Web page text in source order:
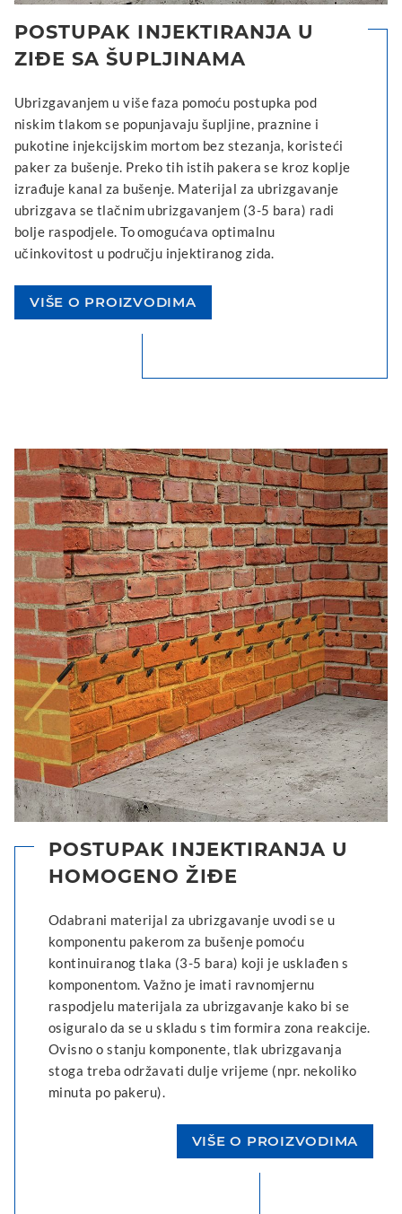
POSTUPAK INJEKTIRANJA U
ZIĐE SA ŠUPLJINAMA
Ubrizgavanjem u više faza pomoću postupka pod
niskim tlakom se popunjavaju šupljine, praznine i
pukotine injekcijskim mortom bez stezanja, koristeći
paker za bušenje. Preko tih istih pakera se kroz koplje
izrađuje kanal za bušenje. Materijal za ubrizgavanje
ubrizgava se tlačnim ubrizgavanjem (3-5 bara) radi
bolje raspodjele. To omogućava optimalnu
učinkovitost u području injektiranog zida.
VIŠE O PROIZVODIMA
POSTUPAK INJEKTIRANJA U
HOMOGENO ŽIĐE
Odabrani materijal za ubrizgavanje uvodi se u
komponentu pakerom za bušenje pomoću
kontinuiranog tlaka (3-5 bara) koji je usklađen s
komponentom. Važno je imati ravnomjernu
raspodjelu materijala za ubrizgavanje kako bi se
osiguralo da se u skladu s tim formira zona reakcije.
Ovisno o stanju komponente, tlak ubrizgavanja
stoga treba održavati dulje vrijeme (npr. nekoliko
minuta po pakeru).
VIŠE O PROIZVODIMA